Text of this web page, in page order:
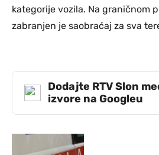
kategorije vozila. Na graničnom
zabranjen je saobraćaj za sva
Dodajte RTV Slon
izvore na Googleu